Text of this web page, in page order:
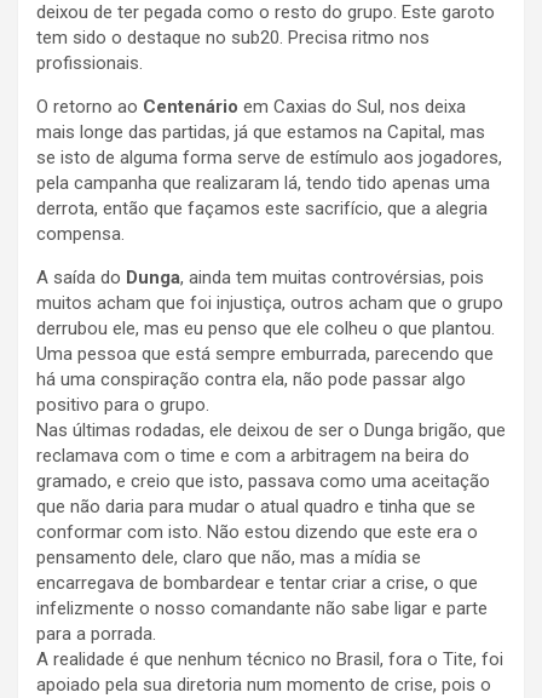
deixou de ter pegada como o resto do grupo. Este garoto
tem sido o destaque no sub20. Precisa ritmo nos
profissionais.
O retorno ao Centenário em Caxias do Sul, nos deixa
mais longe das partidas, já que estamos na Capital, mas
se isto de alguma forma serve de estímulo aos jogadores,
pela campanha que realizaram lá, tendo tido apenas uma
derrota, então que façamos este sacrifício, que a alegria
compensa.
A saída do Dunga, ainda tem muitas controvérsias, pois
muitos acham que foi injustiça, outros acham que o grupo
derrubou ele, mas eu penso que ele colheu o que plantou.
Uma pessoa que está sempre emburrada, parecendo que
há uma conspiração contra ela, não pode passar algo
positivo para o grupo.
Nas últimas rodadas, ele deixou de ser o Dunga brigão, que
reclamava com o time e com a arbitragem na beira do
gramado, e creio que isto, passava como uma aceitação
que não daria para mudar o atual quadro e tinha que se
conformar com isto. Não estou dizendo que este era o
pensamento dele, claro que não, mas a mídia se
encarregava de bombardear e tentar criar a crise, o que
infelizmente o nosso comandante não sabe ligar e parte
para a porrada.
A realidade é que nenhum técnico no Brasil, fora o Tite, foi
apoiado pela sua diretoria num momento de crise, pois o